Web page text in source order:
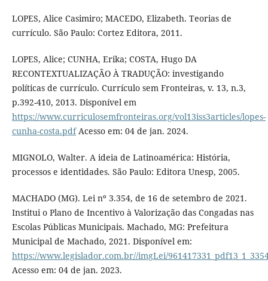
LOPES, Alice Casimiro; MACEDO, Elizabeth. Teorias de
currículo. São Paulo: Cortez Editora, 2011.
LOPES, Alice; CUNHA, Erika; COSTA, Hugo DA
RECONTEXTUALIZAÇÃO À TRADUÇÃO: investigando
políticas de currículo. Currículo sem Fronteiras, v. 13, n.3,
p.392-410, 2013. Disponível em
https://www.curriculosemfronteiras.org/vol13iss3articles/lopes-
cunha-costa.pdfAcesso em: 04 de jan. 2024.
MIGNOLO, Walter. A ideia de Latinoamérica: História,
processos e identidades. São Paulo: Editora Unesp, 2005.
MACHADO (MG). Lei nº 3.354, de 16 de setembro de 2021.
Institui o Plano de Incentivo à Valorização das Congadas nas
Escolas Públicas Municipais. Machado, MG: Prefeitura
Municipal de Machado, 2021. Disponível em:
https://www.legislador.com.br//imgLei/
Acesso em: 04 de jan. 2023.